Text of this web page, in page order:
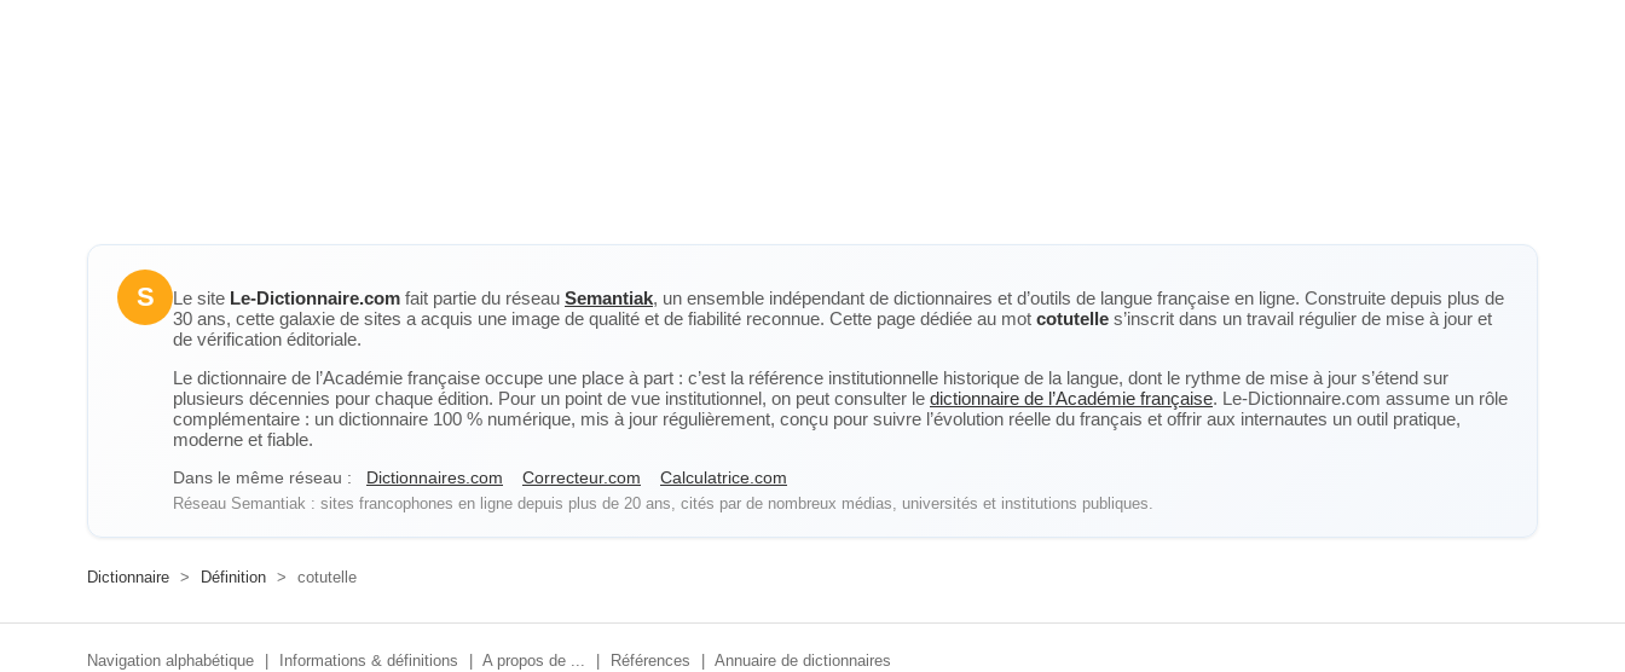
S Le site Le-Dictionnaire.com fait partie du réseau Semantiak, un ensemble indépendant de dictionnaires et d’outils de langue française en ligne. Construite depuis plus de
30 ans, cette galaxie de sites a acquis une image de qualité et de fiabilité reconnue. Cette page dédiée au mot cotutelle s’inscrit dans un travail régulier de mise à jour et
de vérification éditoriale.
Le dictionnaire de l’Académie française occupe une place à part : c’est la référence institutionnelle historique de la langue, dont le rythme de mise à jour s’étend sur
plusieurs décennies pour chaque édition. Pour un point de vue institutionnel, on peut consulter le dictionnaire de l’Académie française. Le-Dictionnaire.com assume un rôle
complémentaire : un dictionnaire 100 % numérique, mis à jour régulièrement, conçu pour suivre l’évolution réelle du français et offrir aux internautes un outil pratique,
moderne et fiable.
Dans le même réseau : Dictionnaires.com Correcteur.com Calculatrice.com
Réseau Semantiak : sites francophones en ligne depuis plus de 20 ans, cités par de nombreux médias, universités et institutions publiques.
Dictionnaire > Définition > cotutelle
Navigation alphabétique Informations & définitions A propos de ... Références Annuaire de dictionnaires